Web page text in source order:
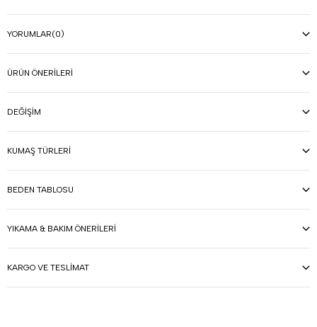
YORUMLAR(0)
ÜRÜN ÖNERILERI
DEĞIŞIM
KUMAŞ TÜRLERI
BEDEN TABLOSU
YIKAMA & BAKIM ÖNERILERI
KARGO VE TESLIMAT